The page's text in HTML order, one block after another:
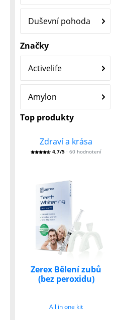
Duševní pohoda
Značky
Activelife
Amylon
Top produkty
Zdraví a krása
4,7/5 · 60 hodnotení
Zerex Bělení zubů
(bez peroxidu)
All in one kit